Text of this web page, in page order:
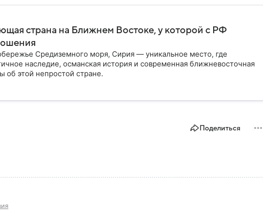
страна на Ближнем Востоке, у которой с РФ
Средиземного моря, Сирия — уникальное место, где
наследие, османская история и современная ближневосточная
об этой непростой стране.
Поделиться